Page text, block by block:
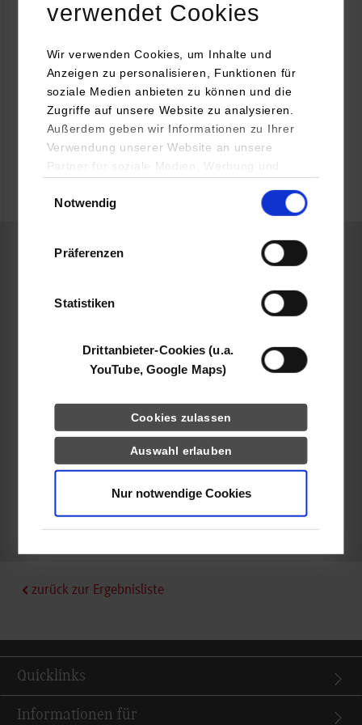
verwendet Cookies
Wir verwenden Cookies, um Inhalte und
Anzeigen zu personalisieren, Funktionen für
soziale Medien anbieten zu können und die
Zugriffe auf unsere Website zu analysieren.
Außerdem geben wir Informationen zu Ihrer
Verwendung unserer Website an unsere
Partner für soziale Medien, Werbung und
YouTube, Google Maps) führen diese
Daten zusammen, die Sie ihnen bereitgestellt
haben oder die sie im Rahmen Ihrer Nutzung
Notwendig
Präferenzen
Statistiken
Drittanbieter-Cookies (u.a.
YouTube, Google Maps)
Cookies zulassen
Auswahl erlauben
Nur notwendige Cookies
70469 Stuttgart
Valentin Hahn-Woernle
Stuttgart
zurück zur Ergebnisliste
Quicklinks
Informationen für